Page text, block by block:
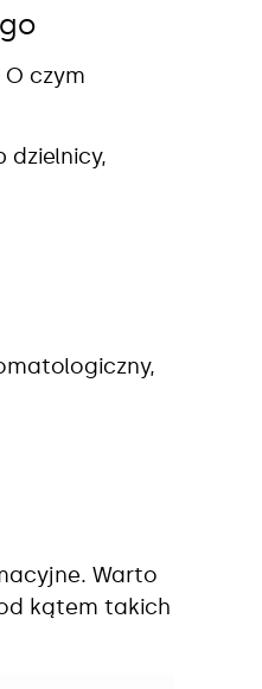
czym
dzielnicy,
Warto
kątem takich